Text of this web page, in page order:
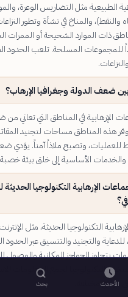
الطبيعية مثل التضاريس الوعرة،
والنفط)، والمناخ في نشأة وتطور
ذات الموارد الشحيحة أو الممرات
للمجموعات المسلحة. تلعب الحدود
ضعف الدولة وجغرافيا الإرهاب؟
الإرهابية في المناطق التي تعاني
هذه المناطق مساحات لتجنيد
للعمليات، وتصبح ملاذاً آمناً. يؤدي
الأساسية إلى خلق بيئة
الإرهابية التكنولوجيا الحديثة
التكنولوجيا الحديثة، مثل
والتجنيد والتنسيق عبر الحدود
بتجاوز الحواجز المكانية والوصول
التكنولوجيا لجمع المعلومات
مختلفة.الأحدث بحث